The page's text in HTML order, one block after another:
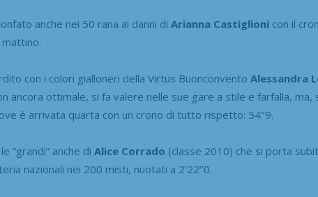
anche nei 50 rana ai danni di Arianna Castiglioni con il
con i colori gialloneri della Virtus Buonconvento Alessandra
ancora ottimale, si fa valere nelle sue gare a stile e farfalla,
è arrivata quarta con un crono di tutto rispetto: 54’’9.
“grandi” anche di Alice Corrado (classe 2010) che si porta
nazionali nei 200 misti, nuotati a 2’22’’0.